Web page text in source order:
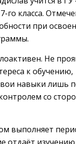
го класса.
при
Не
к обучению,
навыки лишь
со
выполняет